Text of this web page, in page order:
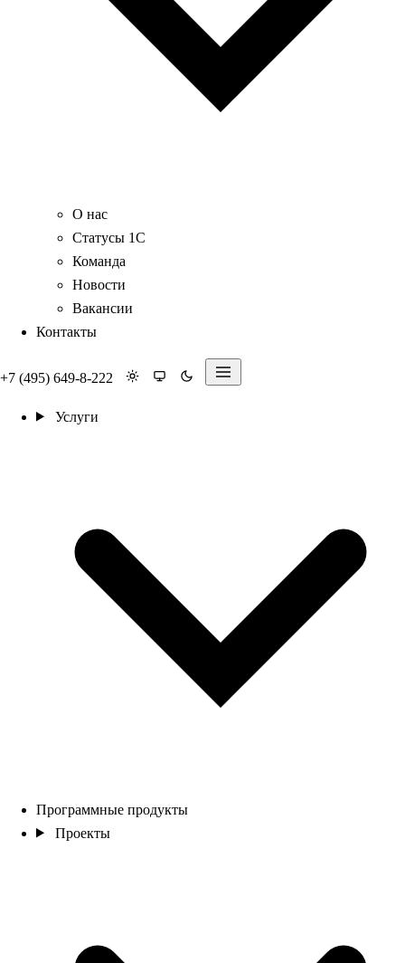
О нас
Статусы 1С
Команда
Новости
Вакансии
Контакты
+7 (495) 649-8-222
Услуги
Программные продукты
Проекты